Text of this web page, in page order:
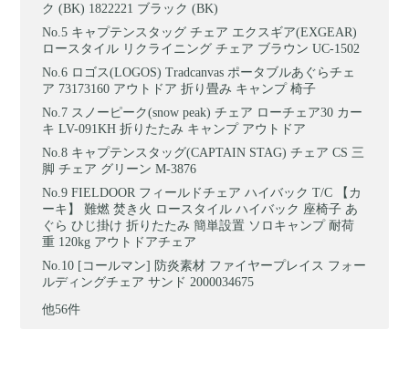
ク (BK) 1822221 ブラック (BK)
キャプテンスタッグ チェア エクスギア(EXGEAR)
ロースタイル リクライニング チェア ブラウン UC-1502
ロゴス(LOGOS) Tradcanvas ポータブルあぐらチェ
ア 73173160 アウトドア 折り畳み キャンプ 椅子
スノーピーク(snow peak) チェア ローチェア30 カー
キ LV-091KH 折りたたみ キャンプ アウトドア
キャプテンスタッグ(CAPTAIN STAG) チェア CS 三
脚 チェア グリーン M-3876
FIELDOOR フィールドチェア ハイバック T/C 【カ
ーキ】 難燃 焚き火 ロースタイル ハイバック 座椅子 あ
ぐら ひじ掛け 折りたたみ 簡単設置 ソロキャンプ 耐荷
重 120kg アウトドアチェア
[コールマン] 防炎素材 ファイヤープレイス フォー
ルディングチェア サンド 2000034675
他56件